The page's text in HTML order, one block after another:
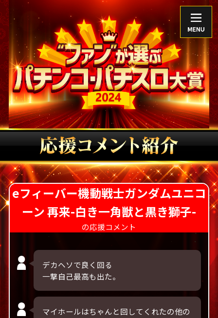
TOP
アンバサダー
歴代グランプリ
公式Xアカウント
eフィーバー機動戦士ガンダムユニコ
ーン 再来-白き一角獣と黒き獅子-
の応援コメント
デカヘソで良く回る
一撃自己最高も出た。
マイホールはちゃんと回してくれたの他の